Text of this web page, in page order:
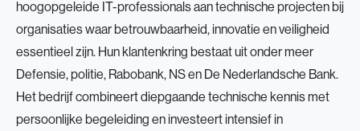
hoogopgeleide IT-professionals aan technische projecten bij
organisaties waar betrouwbaarheid, innovatie en veiligheid
essentieel zijn. Hun klantenkring bestaat uit onder meer
Defensie, politie, Rabobank, NS en De Nederlandsche Bank.
Het bedrijf combineert diepgaande technische kennis met
persoonlijke begeleiding en investeert intensief in